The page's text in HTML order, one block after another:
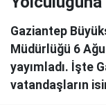
Gaziantep
Müdürlüğü 6
yayımladı. İşte
vatandaşların